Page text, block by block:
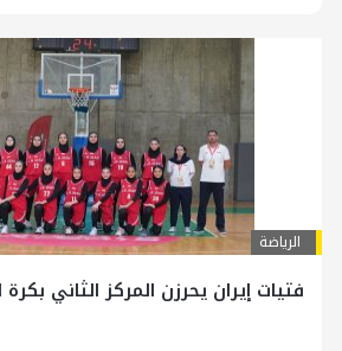
الرياضة
فتيات إيران يحرزن المركز الثاني